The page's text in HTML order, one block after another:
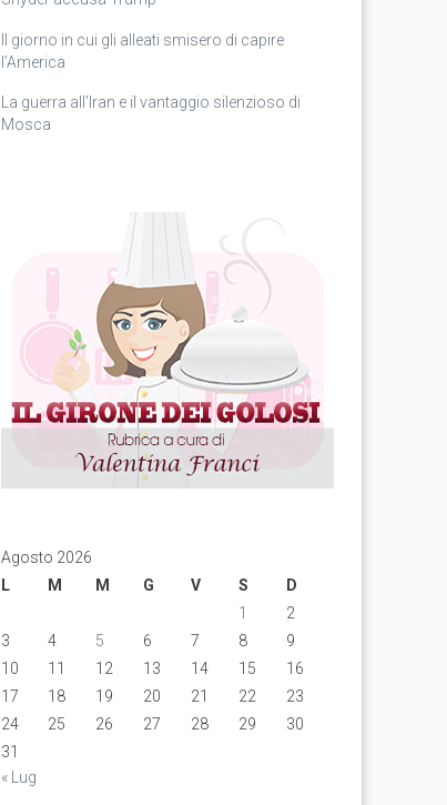
Il giorno in cui gli alleati smisero di capire
l’America
La guerra all’Iran e il vantaggio silenzioso di
Mosca
Agosto 2026
L
M M G V S
D
1
2
3
4 5 6 7 8
9
10
11 12 13 14 15
16
17
18 19 20 21 22
23
24
25 26 27 28 29
30
31
« Lug